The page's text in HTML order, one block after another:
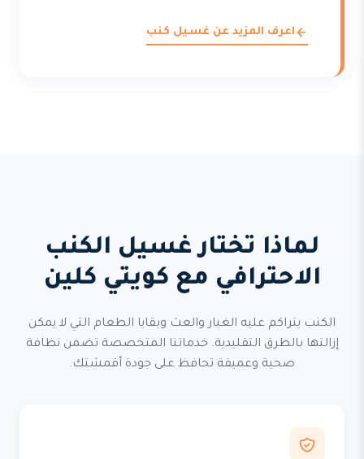
اعرف المزيد عن غسيل كنب
لماذا تختار غسيل الكنب
الاحترافي مع كويتي كلين
الكنب يتراكم عليه الغبار والعث وبقايا الطعام التي لا يمكن
إزالتها بالطرق التقليدية. خدماتنا المتخصصة تضمن نظافة
صحية وعميقة تحافظ على جودة أقمشتك.